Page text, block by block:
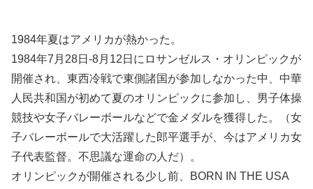
1984年夏はアメリカが熱かった。
1984年7月28日-8月12日にロサンゼルス・オリンピックが
開催され、東西冷戦で東側諸国が参加しなかった中、中華
人民共和国が初めて夏のオリンピックに参加し、男子体操
競技や女子バレーボールなどで金メダルを獲得した。（女
子バレーボールで大活躍した郎平選手が、今はアメリカ女
子代表監督。不思議な運命の人だ）。
オリンピックが開催される少し前、BORN IN THE USA